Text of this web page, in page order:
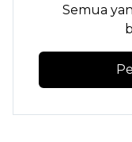
Semua